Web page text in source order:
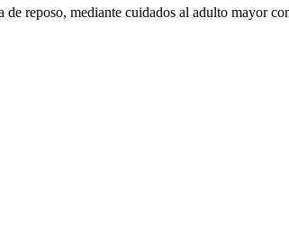
reposo, mediante cuidados al adulto mayor